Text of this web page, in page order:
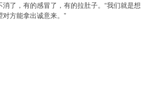
了，有的感冒了，有的拉肚子。“我们就是想
方能拿出诚意来。”